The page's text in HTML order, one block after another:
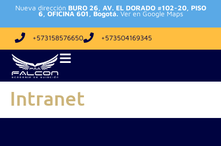
Nueva dirección BURO 26, AV. EL DORADO #102-20, PISO
6, OFICINA 601, Bogotá. Ver en Google Maps
+573158576650 +573504169345
Intranet